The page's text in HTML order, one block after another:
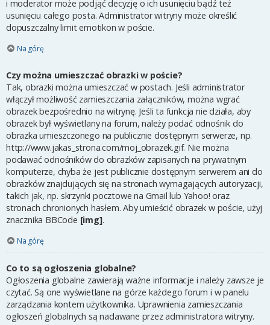
i moderator może podjąć decyzję o ich usunięciu bądź też
usunięciu całego posta. Administrator witryny może określić
dopuszczalny limit emotikon w poście.
Na górę
Czy można umieszczać obrazki w poście?
Tak, obrazki można umieszczać w postach. Jeśli administrator
włączył możliwość zamieszczania załączników, można wgrać
obrazek bezpośrednio na witrynę. Jeśli ta funkcja nie działa, aby
obrazek był wyświetlany na forum, należy podać odnośnik do
obrazka umieszczonego na publicznie dostępnym serwerze, np.
http://www.jakas_strona.com/moj_obrazek.gif. Nie można
podawać odnośników do obrazków zapisanych na prywatnym
komputerze, chyba że jest publicznie dostępnym serwerem ani do
obrazków znajdujących się na stronach wymagających autoryzacji,
takich jak, np. skrzynki pocztowe na Gmail lub Yahoo! oraz
stronach chronionych hasłem. Aby umieścić obrazek w poście, użyj
znacznika BBCode [img].
Na górę
Co to są ogłoszenia globalne?
Ogłoszenia globalne zawierają ważne informacje i należy zawsze je
czytać. Są one wyświetlane na górze każdego forum i w panelu
zarządzania kontem użytkownika. Uprawnienia zamieszczania
ogłoszeń globalnych są nadawane przez administratora witryny.